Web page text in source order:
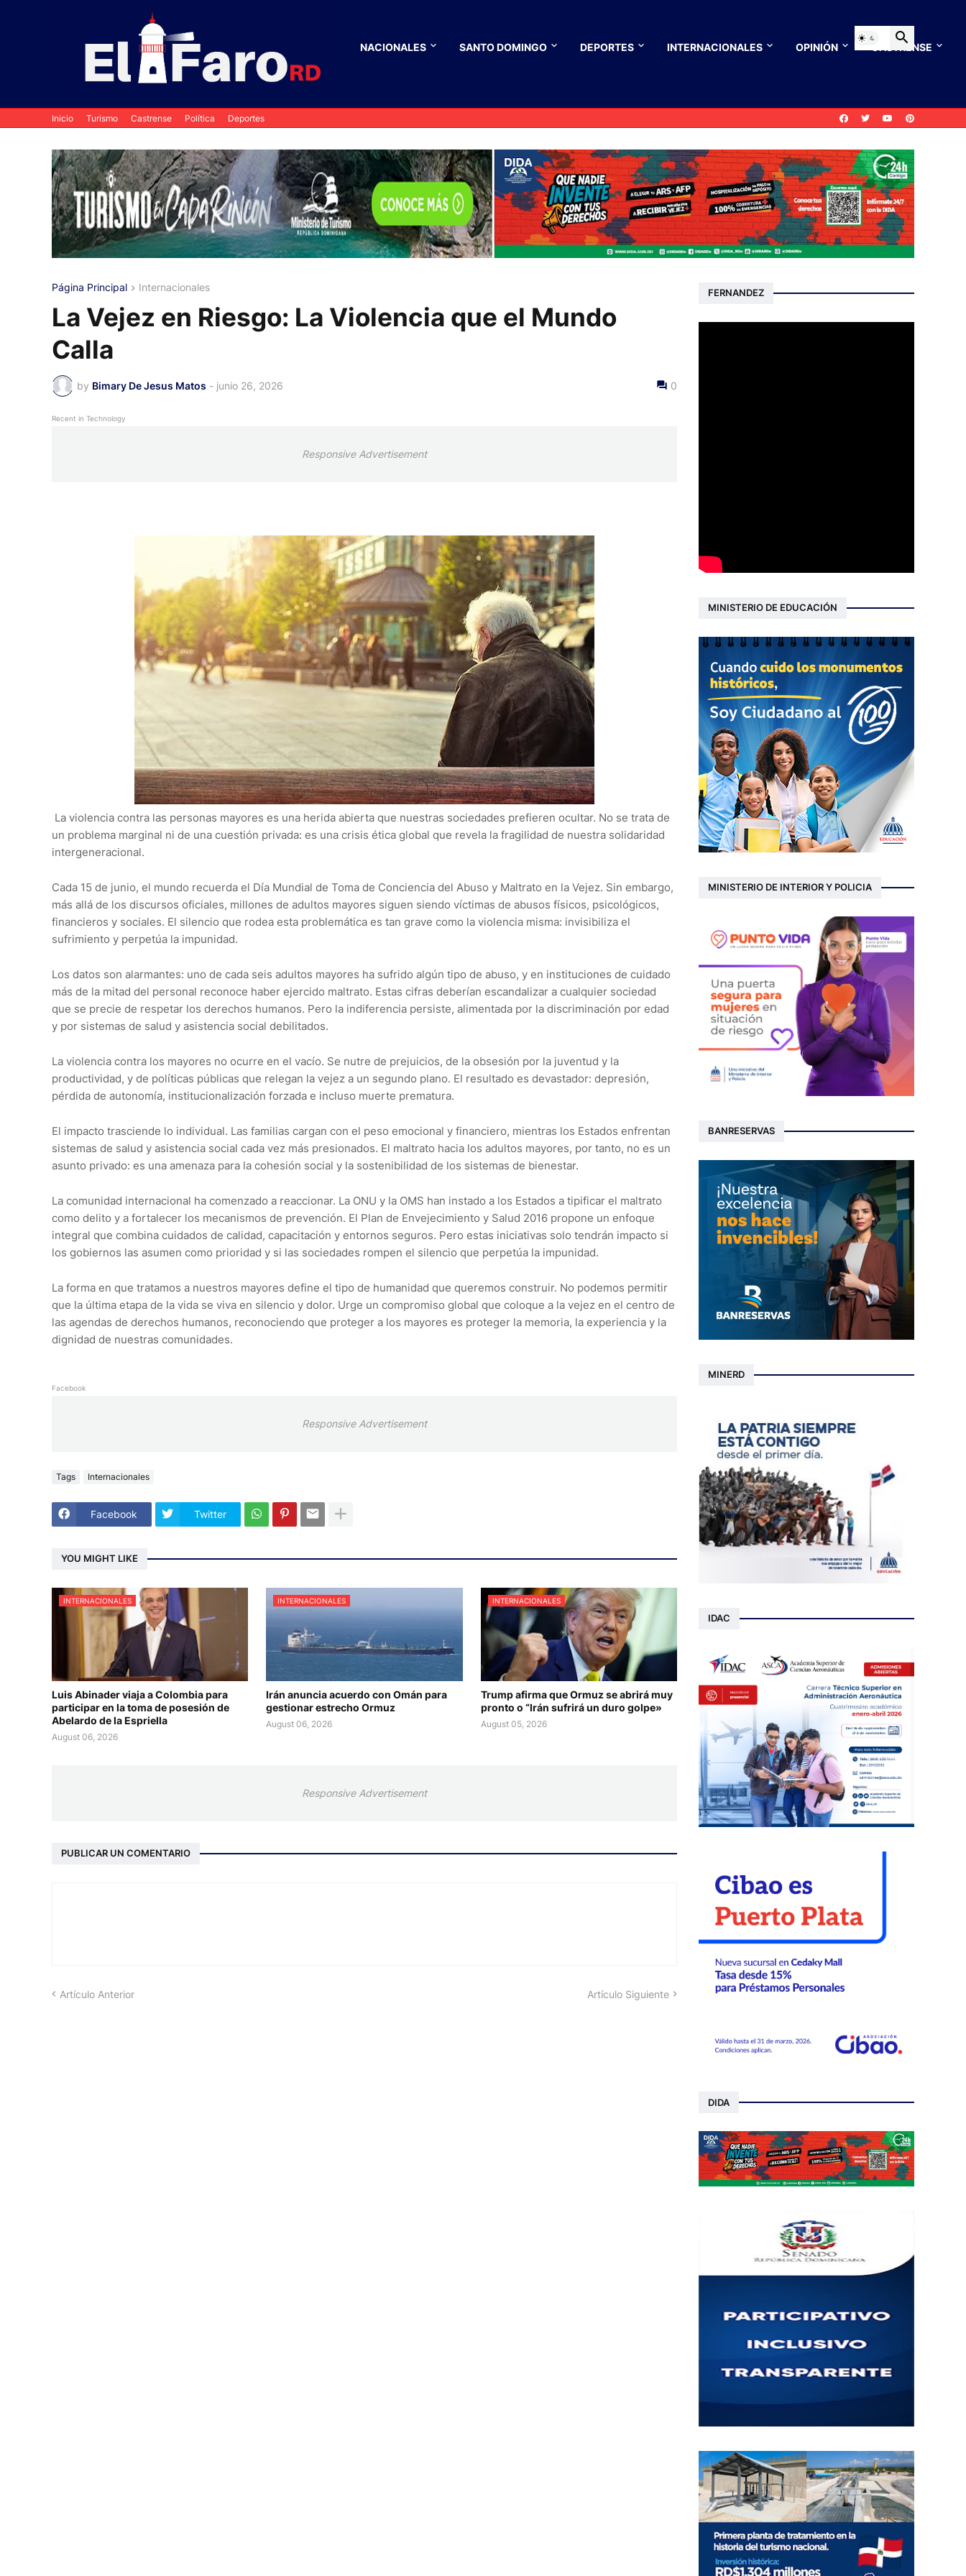
NACIONALES SANTO DOMINGO DEPORTES INTERNACIONALES OPINIÓN CASTRENSE
Inicio Turismo Castrense Política Deportes
Página Principal Internacionales
La Vejez en Riesgo: La Violencia que el Mundo
Calla
by Bimary De Jesus Matos - junio 26, 2026 0
Recent in Technology
Responsive Advertisement
La violencia contra las personas mayores es una herida abierta que nuestras sociedades prefieren ocultar. No se trata de
un problema marginal ni de una cuestión privada: es una crisis ética global que revela la fragilidad de nuestra solidaridad
intergeneracional.
Cada 15 de junio, el mundo recuerda el Día Mundial de Toma de Conciencia del Abuso y Maltrato en la Vejez. Sin embargo,
más allá de los discursos oficiales, millones de adultos mayores siguen siendo víctimas de abusos físicos, psicológicos,
financieros y sociales. El silencio que rodea esta problemática es tan grave como la violencia misma: invisibiliza el
sufrimiento y perpetúa la impunidad.
Los datos son alarmantes: uno de cada seis adultos mayores ha sufrido algún tipo de abuso, y en instituciones de cuidado
más de la mitad del personal reconoce haber ejercido maltrato. Estas cifras deberían escandalizar a cualquier sociedad
que se precie de respetar los derechos humanos. Pero la indiferencia persiste, alimentada por la discriminación por edad
y por sistemas de salud y asistencia social debilitados.
La violencia contra los mayores no ocurre en el vacío. Se nutre de prejuicios, de la obsesión por la juventud y la
productividad, y de políticas públicas que relegan la vejez a un segundo plano. El resultado es devastador: depresión,
pérdida de autonomía, institucionalización forzada e incluso muerte prematura.
El impacto trasciende lo individual. Las familias cargan con el peso emocional y financiero, mientras los Estados enfrentan
sistemas de salud y asistencia social cada vez más presionados. El maltrato hacia los adultos mayores, por tanto, no es un
asunto privado: es una amenaza para la cohesión social y la sostenibilidad de los sistemas de bienestar.
La comunidad internacional ha comenzado a reaccionar. La ONU y la OMS han instado a los Estados a tipificar el maltrato
como delito y a fortalecer los mecanismos de prevención. El Plan de Envejecimiento y Salud 2016 propone un enfoque
integral que combina cuidados de calidad, capacitación y entornos seguros. Pero estas iniciativas solo tendrán impacto si
los gobiernos las asumen como prioridad y si las sociedades rompen el silencio que perpetúa la impunidad.
La forma en que tratamos a nuestros mayores define el tipo de humanidad que queremos construir. No podemos permitir
que la última etapa de la vida se viva en silencio y dolor. Urge un compromiso global que coloque a la vejez en el centro de
las agendas de derechos humanos, reconociendo que proteger a los mayores es proteger la memoria, la experiencia y la
dignidad de nuestras comunidades.
Facebook
Responsive Advertisement
Tags Internacionales
Facebook Twitter
YOU MIGHT LIKE
INTERNACIONALES
Luis Abinader viaja a Colombia para
participar en la toma de posesión de
Abelardo de la Espriella
August 06, 2026
INTERNACIONALES
Irán anuncia acuerdo con Omán para
gestionar estrecho Ormuz
August 06, 2026
INTERNACIONALES
Trump afirma que Ormuz se abrirá muy
pronto o “Irán sufrirá un duro golpe»
August 05, 2026
Responsive Advertisement
PUBLICAR UN COMENTARIO
Artículo Anterior Artículo Siguiente
FERNANDEZ
MINISTERIO DE EDUCACIÓN
MINISTERIO DE INTERIOR Y POLICIA
BANRESERVAS
MINERD
IDAC
DIDA